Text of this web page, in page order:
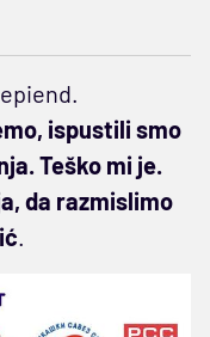
ispustili smo
Teško mi je.
da razmislimo
.